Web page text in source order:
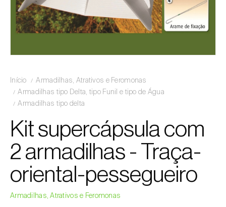
Início
Armadilhas, Atrativos e Feromonas
Armadilhas tipo Delta, tipo Funil e tipo de Água
Armadilhas tipo delta
Kit supercápsula com
2 armadilhas - Traça-
oriental-pessegueiro
Armadilhas, Atrativos e Feromonas